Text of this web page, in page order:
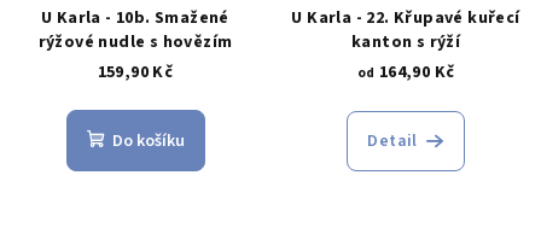
U Karla - 10b. Smažené
rýžové nudle s hovězím
159,90 Kč
Do košíku
U Karla - 22. Křupavé kuřecí
kanton s rýží
od 164,90 Kč
Detail